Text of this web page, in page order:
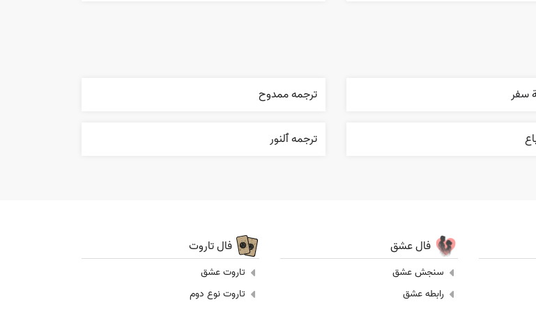
سفر ترجمه ممدوح
ترجمه ٱلنور
فال عشق
سنجش عشق
رابطه عشق
فال تاروت
تاروت عشق
تاروت نوع دوم